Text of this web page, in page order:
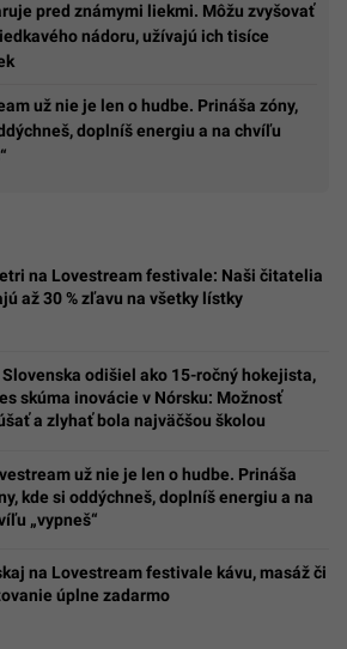
pred známymi liekmi. Môžu zvyšovať
nádoru, užívajú ich tisíce
už nie je len o hudbe. Prináša zóny,
doplníš energiu a na chvíľu
na Lovestream festivale: Naši čitatelia
až 30 % zľavu na všetky lístky
Slovenska odišiel ako 15-ročný hokejista,
skúma inovácie v Nórsku: Možnosť
a zlyhať bola najväčšou školou
už nie je len o hudbe. Prináša
kde si oddýchneš, doplníš energiu a na
„vypneš“
na Lovestream festivale kávu, masáž či
úplne zadarmo